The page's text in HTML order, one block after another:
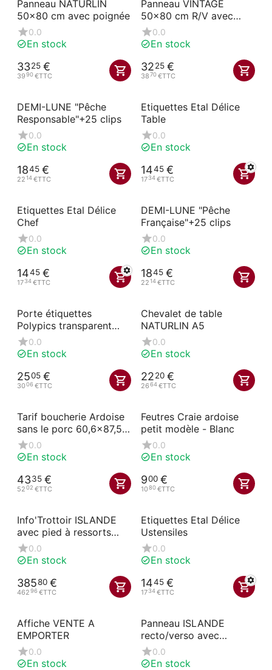
Panneau NATURLIN
50x80 cm avec poignée
0.0
En stock
3325 €
3990€TTC
Panneau VINTAGE
50x80 cm R/V avec
poignée
0.0
En stock
3225 €
3870€TTC
DEMI-LUNE "Pêche
Responsable"+25 clips
0.0
En stock
1845 €
2214€TTC
Etiquettes Etal Délice
Table
0.0
En stock
1445 €
1734€TTC
Etiquettes Etal Délice
Chef
0.0
En stock
1445 €
1734€TTC
DEMI-LUNE "Pêche
Française"+25 clips
0.0
En stock
1845 €
2214€TTC
Porte étiquettes
Polypics transparent
13,5 cm
0.0
En stock
2505 €
3006 €TTC
Chevalet de table
NATURLIN A5
0.0
En stock
2220 €
2664€TTC
Tarif boucherie Ardoise
sans le porc 60,6x87,5
cm0.0
En stock
4335 €
5202 €TTC
Feutres Craie ardoise
petit modèle - Blanc
0.0
En stock
900 €
1080€TTC
Info'Trottoir ISLANDE
avec pied à ressorts
67x97x138 cm
0.0
En stock
38580 €
46296 €TTC
Etiquettes Etal Délice
Ustensiles
0.0
En stock
1445 €
1734€TTC
Affiche VENTE A
EMPORTER
0.0
En stock
Panneau ISLANDE
recto/verso avec
poignée 50x80 cm
0.0
En stock